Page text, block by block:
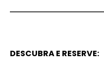
DESCUBRA E RESERVE: